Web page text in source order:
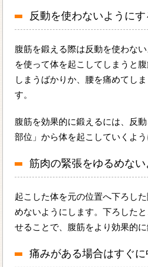
反動を使わないようにす
腹筋を鍛える際は反動を使わな
を使って体を起こしてしまうと
しまうばかりか、腰を痛めてし
す。
腹筋を効果的に鍛えるには、反
部位」から体を起こしていくよう
筋肉の緊張をゆるめない
起こした体を元の位置へ下ろし
めないようにします。下ろした
せることで、腹筋をより効果的に
痛みがある場合はすぐに